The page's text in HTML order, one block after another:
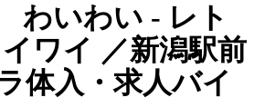
わいわい - レト
ワイ ／新潟駅前
体入・求人バイ